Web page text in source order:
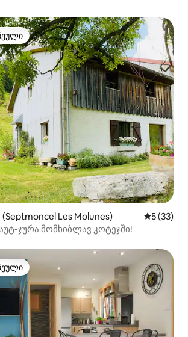
მოწინავე ვარიანტი
Les Molunes) საშუალო
5 (33)
ჯურა მომხიბლავ კოტეჯში!
მოწინავე ვარიანტი